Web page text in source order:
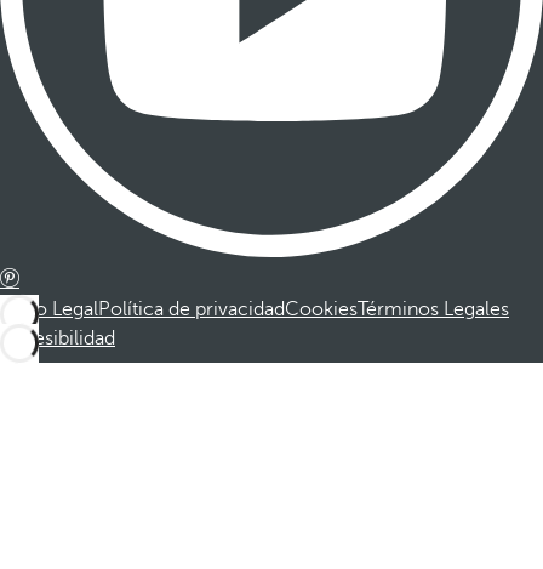
Aviso LegalPolítica de privacidadCookiesTérminos Legales
Accesibilidad